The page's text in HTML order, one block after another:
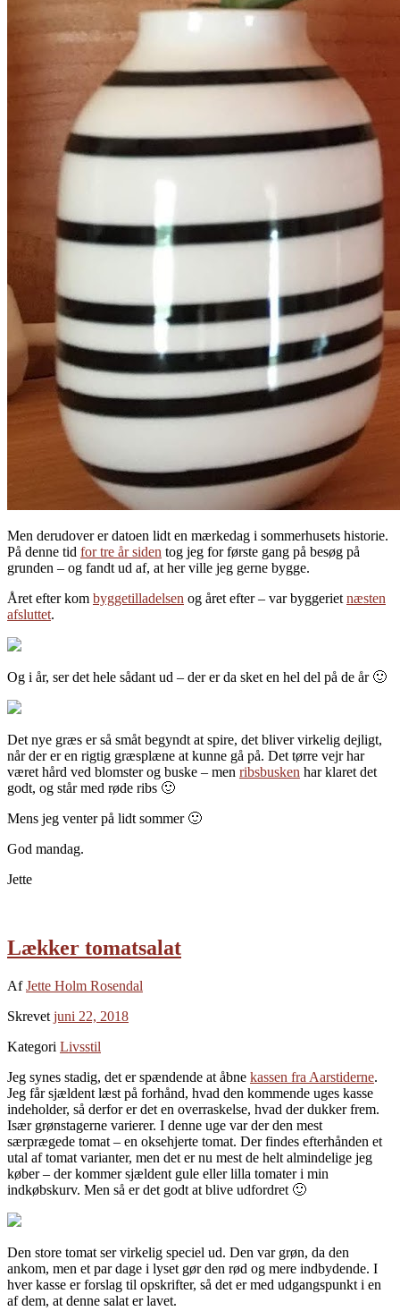
Men derudover er datoen lidt en mærkedag i sommerhusets historie.
På denne tid for tre år siden tog jeg for første gang på besøg på
grunden – og fandt ud af, at her ville jeg gerne bygge.
Året efter kom byggetilladelsen og året efter – var byggeriet næsten
afsluttet.
Og i år, ser det hele sådant ud – der er da sket en hel del på de år 🙂
Det nye græs er så småt begyndt at spire, det bliver virkelig dejligt,
når der er en rigtig græsplæne at kunne gå på. Det tørre vejr har
været hård ved blomster og buske – men ribsbusken har klaret det
godt, og står med røde ribs 🙂
Mens jeg venter på lidt sommer 🙂
God mandag.
Jette
Lækker tomatsalat
AfJette Holm Rosendal
Skrevet juni 22, 2018
Kategori Livsstil
Jeg synes stadig, det er spændende at åbne kassen fra Aarstiderne.
Jeg får sjældent læst på forhånd, hvad den kommende uges kasse
indeholder, så derfor er det en overraskelse, hvad der dukker frem.
Især grønstagerne varierer. I denne uge var der den mest
særprægede tomat – en oksehjerte tomat. Der findes efterhånden et
utal af tomat varianter, men det er nu mest de helt almindelige jeg
køber – der kommer sjældent gule eller lilla tomater i min
indkøbskurv. Men så er det godt at blive udfordret 🙂
Den store tomat ser virkelig speciel ud. Den var grøn, da den
ankom, men et par dage i lyset gør den rød og mere indbydende. I
hver kasse er forslag til opskrifter, så det er med udgangspunkt i en
af dem, at denne salat er lavet.